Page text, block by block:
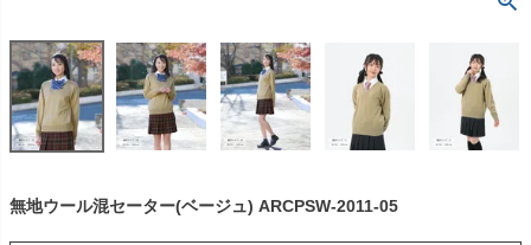
無地ウール混セーター(ベージュ) ARCPSW-2011-05